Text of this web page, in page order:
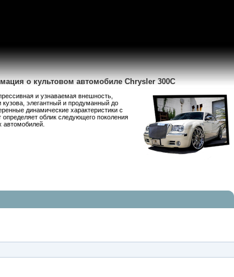
о культовом автомобиле Chrysler 300C
и узнаваемая внешность,
кузова, элегантный и продуманный до
динамические характеристики с
облик следующего поколения
автомобилей.